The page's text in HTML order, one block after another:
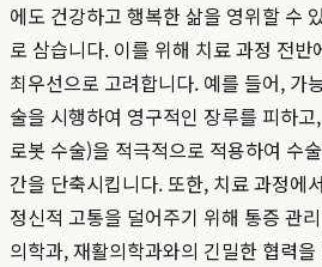
에도 건강하고 행복한 삶을 영위할 수
로 삼습니다. 이를 위해 치료 과정 전반
최우선으로 고려합니다. 예를 들어, 가
술을 시행하여 영구적인 장루를 피하
로봇 수술)을 적극적으로 적용하여 수
간을 단축시킵니다. 또한, 치료 과정에
정신적 고통을 덜어주기 위해 통증 관
의학과, 재활의학과와의 긴밀한 협력